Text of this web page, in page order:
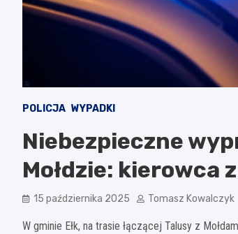
POLICJA WYPADKI
Niebezpieczne
Mołdzie: kierowca
15 października 2025 Tomasz Kowalczyk
W gminie Ełk, na trasie łączącej Talusy z